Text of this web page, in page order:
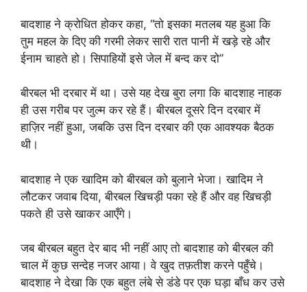
बादशाह ने क्रोधित होकर कहा, “तो इसका मतलब यह हुआ कि
तुम महल के दिए की गरमी लेकर सारी रात पानी में खड़े रहे और
ईनाम चाहते हो। सिपाहियों इसे जेल में बन्द कर दो”
बीरबल भी दरबार में था। उसे यह देख बुरा लगा कि बादशाह नाहक
ही उस गरीब पर जुल्म कर रहे हैं। बीरबल दूसरे दिन दरबार में
हाज़िर नहीं हुआ, जबकि उस दिन दरबार की एक आवश्यक बैठक
थी।
बादशाह ने एक खादिम को बीरबल को बुलाने भेजा। खादिम ने
लौटकर जवाब दिया, बीरबल खिचड़ी पका रहे हैं और वह खिचड़ी
पकते ही उसे खाकर आएँगे।
जब बीरबल बहुत देर बाद भी नहीं आए तो बादशाह को बीरबल की
चाल में कुछ सन्देह नजर आया। वे खुद तफ़तीश करने पहुँचे।
बादशाह ने देखा कि एक बहुत लंबे से डंडे पर एक घड़ा बाँध कर उसे